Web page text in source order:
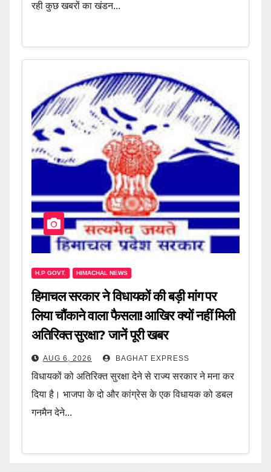
रही कुछ खबरों का खंडन...
H.P GOVT. HIMACHAL NEWS
हिमाचल सरकार ने विधायकों की बड़ी मांग पर
लिया चौंकाने वाला फैसला! आखिर क्यों नहीं मिली
अतिरिक्त सुरक्षा? जानें पूरी खबर
AUG 6, 2026 BAGHAT EXPRESS
विधायकों को अतिरिक्त सुरक्षा देने से राज्य सरकार ने मना कर
दिया है। भाजपा के दो और कांग्रेस के एक विधायक को डबल
गनमैन देने...